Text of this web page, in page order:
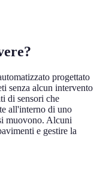
progettato
senza alcun intervento
di sensori che
all'interno di uno
muovono. Alcuni
e gestire la